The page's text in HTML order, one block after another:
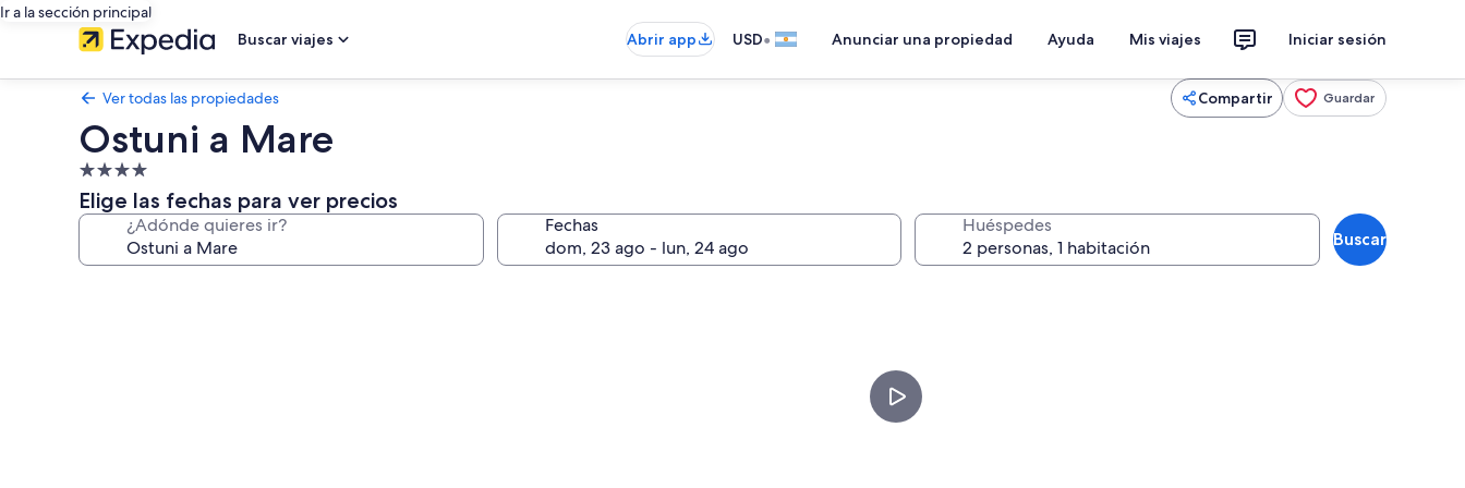
Ir a la sección principal
Buscar viajes
Abrir app USD• Anunciar una propiedad Ayuda Mis viajes Iniciar sesión
Ver todas las propiedades Compartir Guardar
Ostuni a Mare
Propiedad
de
4.0
estrellas
Elige las fechas para ver precios
¿Adónde quieres ir? Fechas Huéspedes
Buscar